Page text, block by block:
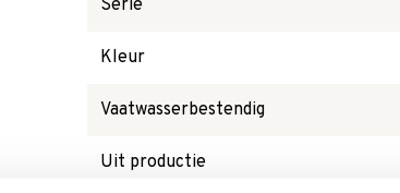
Serie
Kleur
Vaatwasserbestendig
Uit productie